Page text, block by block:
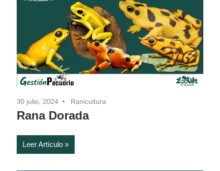
30 julio, 2024 Ranicultura
Rana Dorada
Leer Artículo